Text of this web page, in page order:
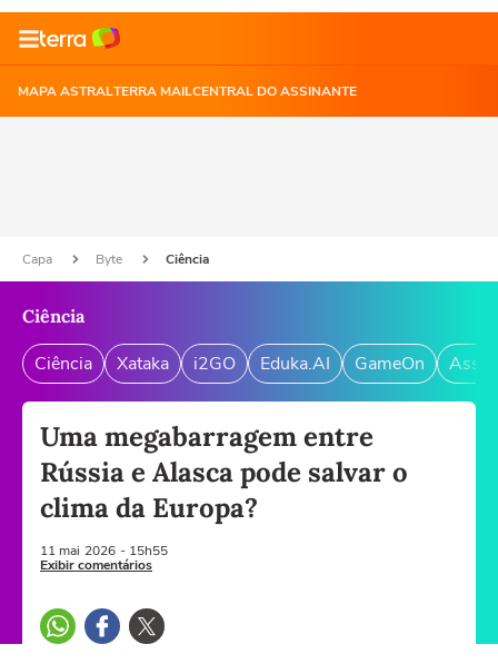
MAPA ASTRALTERRA MAILCENTRAL DO ASSINANTE
Capa Byte Ciência
Ciência
Ciência Xataka i2GO Eduka.AI GameOn
Uma megabarragem entre
Rússia e Alasca pode salvar o
clima da Europa?
11 mai 2026 - 15h55
Exibir comentários